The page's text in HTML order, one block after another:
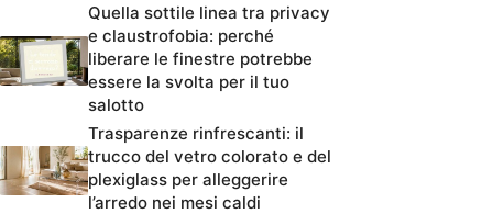
Quella sottile linea tra privacy
e claustrofobia: perché
liberare le finestre potrebbe
essere la svolta per il tuo
salotto
Trasparenze rinfrescanti: il
trucco del vetro colorato e del
plexiglass per alleggerire
l’arredo nei mesi caldi